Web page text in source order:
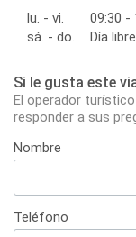
lu. - vi.
09:30 -
sá. - do.
Día libre
Si le gusta este
El operador
responder a sus
Nombre
Teléfono